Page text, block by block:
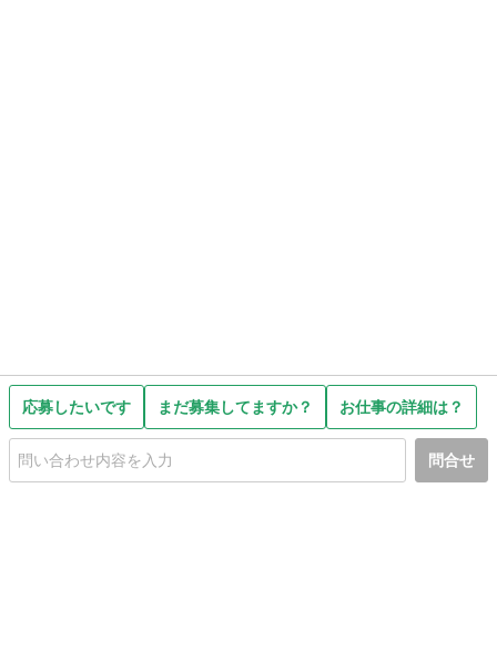
応募したいです まだ募集してますか？ お仕事の詳細は？
問合せ